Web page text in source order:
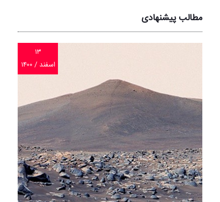
مطالب پیشنهادی
۱۳
اسفند / ۱۴۰۰